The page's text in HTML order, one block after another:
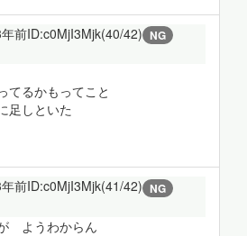
前ID:c0MjI3Mjk(40/42) NG
てるかもってこと
足しといた
前ID:c0MjI3Mjk(41/42) NG
ようわからん